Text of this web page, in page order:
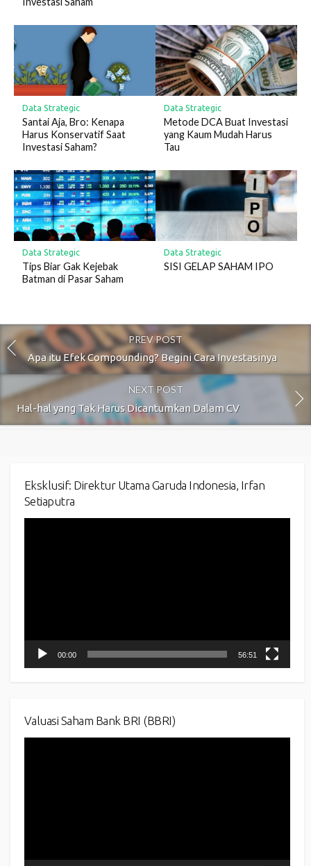
Data Strategic
Santai Aja, Bro: Kenapa
Harus Konservatif Saat
Investasi Saham?
Data Strategic
Metode DCA Buat Investasi
yang Kaum Mudah Harus
Tau
Data Strategic
Tips Biar Gak Kejebak
Batman di Pasar Saham
Data Strategic
SISI GELAP SAHAM IPO
PREV POST
Apa itu Efek Compounding? Begini Cara Investasinya
NEXT POST
Hal-hal yang Tak Harus Dicantumkan Dalam CV
Eksklusif: Direktur Utama Garuda Indonesia, Irfan
Setiaputra
00:00 56:51
Valuasi Saham Bank BRI (BBRI)